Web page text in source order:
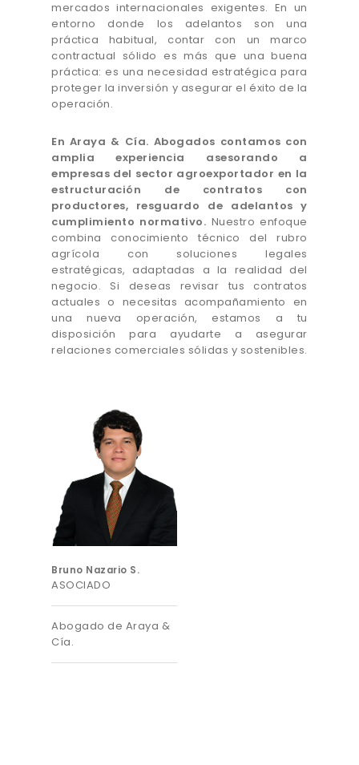
mercados internacionales exigentes. En un
entorno donde los adelantos son una
práctica habitual, contar con un marco
contractual sólido es más que una buena
práctica: es una necesidad estratégica para
proteger la inversión y asegurar el éxito de la
operación.
En Araya & Cía. Abogados contamos con
amplia experiencia asesorando a
empresas del sector agroexportador en la
estructuración de contratos con
productores, resguardo de adelantos y
cumplimiento normativo. Nuestro enfoque
combina conocimiento técnico del rubro
agrícola con soluciones legales
estratégicas, adaptadas a la realidad del
negocio. Si deseas revisar tus contratos
actuales o necesitas acompañamiento en
una nueva operación, estamos a tu
disposición para ayudarte a asegurar
relaciones comerciales sólidas y sostenibles.
Bruno Nazario S.
ASOCIADO
Abogado de Araya &
Cía.